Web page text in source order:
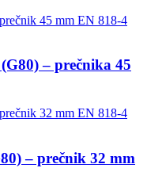
– prečnika 45
– prečnik 32 mm